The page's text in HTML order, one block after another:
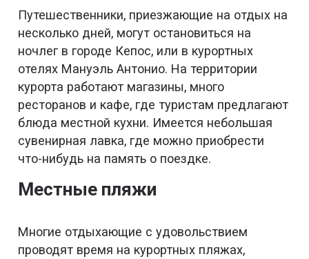
Путешественники, приезжающие на отдых на
несколько дней, могут остановиться на
ночлег в городе Кепос, или в курортных
отелях Мануэль Антонио. На территории
курорта работают магазины, много
ресторанов и кафе, где туристам предлагают
блюда местной кухни. Имеется небольшая
сувенирная лавка, где можно приобрести
что-нибудь на память о поездке.
Местные пляжи
Многие отдыхающие с удовольствием
проводят время на курортных пляжах,